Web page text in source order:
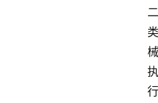
二
类
械
执
行